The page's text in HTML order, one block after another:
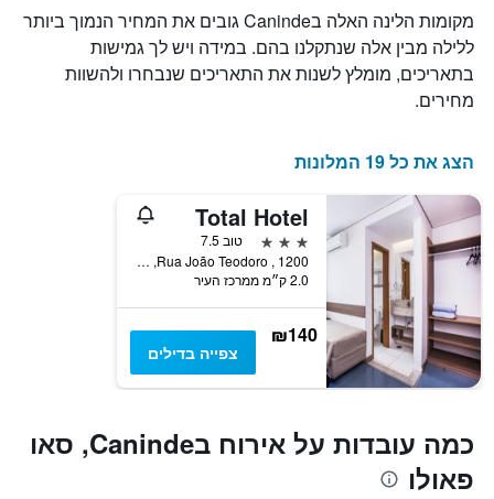
המציגים
את
ימי
השבוע.
התרשים
1
Y
המציג
את
מחיר
הממוצע
של
חדר
מקומות הלינה האלה בCaninde גובים את המחיר הנמוך ביותר
ללילה מבין אלה שנתקלנו בהם. במידה ויש לך גמישות
בתאריכים, מומלץ לשנות את התאריכים שנבחרו ולהשוות
מחירים.
הצג את כל 19 המלונות
Total Hotel
3 כוכבים
טוב 7.5
Rua João Teodoro , 1200, סאו פאולו, ברזיל
2.0 ק״מ ממרכז העיר
₪140
צפייה בדילים
כמה עובדות על אירוח בCaninde, סאו
פאולו